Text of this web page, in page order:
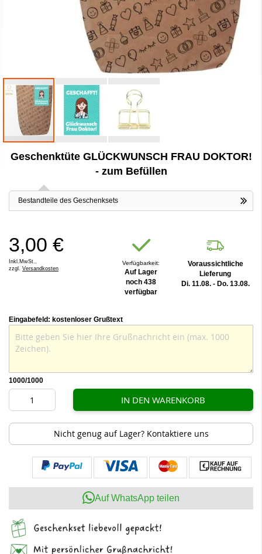
Anfang
Geschenktüte GLÜCKWUNSCH FRAU DOKTOR!
- zum Befüllen
Bestandteile des Geschenksets
3,00 €
Inkl.MwSt.,
zzgl. Versandkosten
Verfügbarkeit:
Auf Lager
noch 438
verfügbar
Voraussichtliche
Lieferung
Di. 11.08. - Do. 13.08.
Eingabefeld: kostenloser Grußtext
1000/1000
IN DEN WARENKORB
Nicht genug auf Lager? Kontaktiere uns
Auf WhatsApp teilen